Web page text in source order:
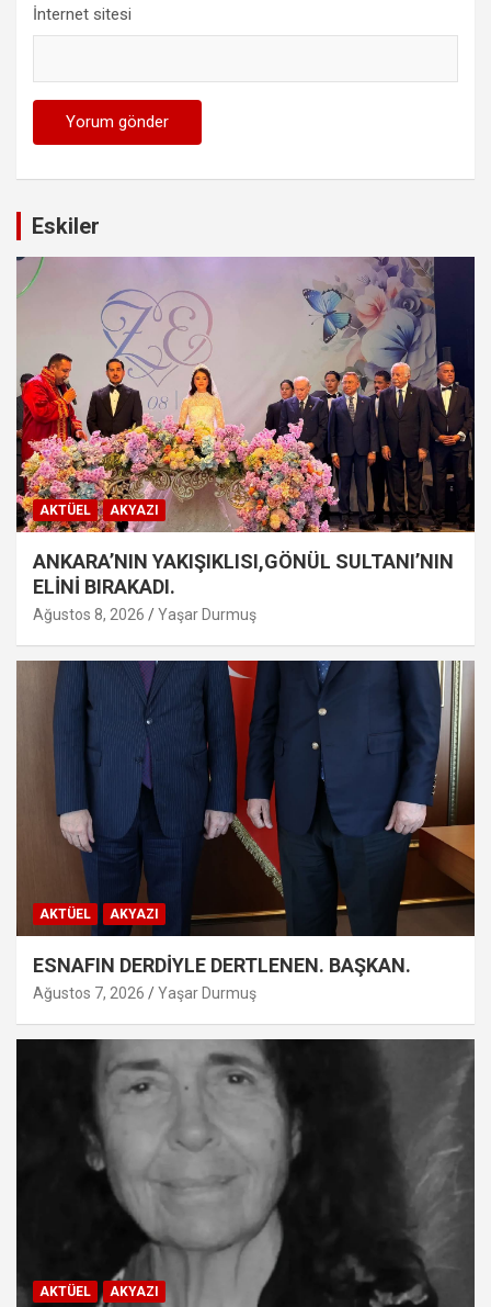
İnternet sitesi
Eskiler
AKTÜEL AKYAZI
ANKARA’NIN YAKIŞIKLISI,GÖNÜL SULTANI’NIN
ELİNİ BIRAKADI.
Ağustos 8, 2026 Yaşar Durmuş
AKTÜEL AKYAZI
ESNAFIN DERDİYLE DERTLENEN. BAŞKAN.
Ağustos 7, 2026 Yaşar Durmuş
AKTÜEL AKYAZI